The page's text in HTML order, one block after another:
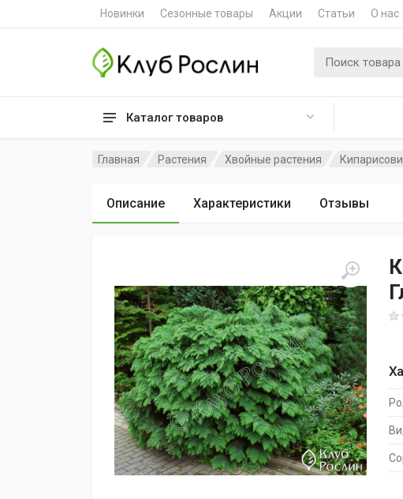
Новинки Сезонные товары Акции Статьи О нас
Каталог товаров
Поиск для
Главная Растения Хвойные растения
Описание Характеристики Отзывы